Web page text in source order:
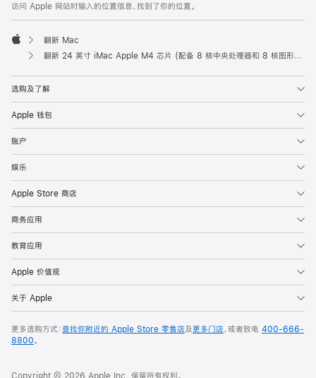
访问 Apple 网站时输入的位置信息，找到了你的位置。
Apple
翻新 Mac
翻新 24 英寸 iMac Apple M4 芯片 (配备 8 核中央处理器和 8 核图形处理器) - 银色
选购及了解
Apple 钱包
账户
娱乐
Apple Store 商店
商务应用
教育应用
Apple 价值观
关于 Apple
更多选购方式：查找你附近的 Apple Store 零售店及更多门店，或者致电 400-666-
8800。
Copyright © 2026 Apple Inc. 保留所有权利。